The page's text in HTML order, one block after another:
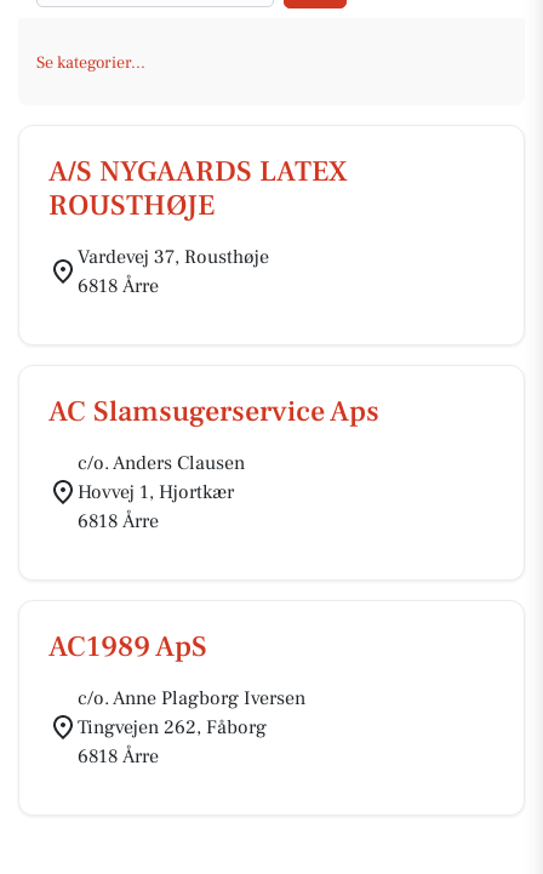
Se kategorier...
A/S NYGAARDS LATEX
ROUSTHØJE
Vardevej 37, Rousthøje
6818 Årre
AC Slamsugerservice Aps
c/o. Anders Clausen
Hovvej 1, Hjortkær
6818 Årre
AC1989 ApS
c/o. Anne Plagborg Iversen
Tingvejen 262, Fåborg
6818 Årre